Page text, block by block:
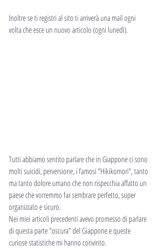
Inoltre se ti registri al sito ti arriverà una mail ogni
volta che esce un nuovo articolo (ogni lunedì).
Tutti abbiamo sentito parlare che in Giappone ci sono
molti suicidi, perversione, i famosi "Hikikomori", tanto
ma tanto dolore umano che non rispecchia affatto un
paese che vorremmo far sembrare perfetto, super
organizzato e sicuro.
Nei miei articoli precedenti avevo promesso di parlare
di questa parte "oscura" del Giappone e queste
curiose statistiche mi hanno convinto.